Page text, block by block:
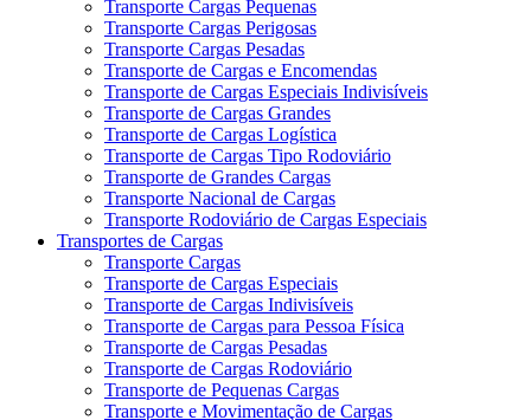
Transporte Cargas Pequenas
Transporte Cargas Perigosas
Transporte Cargas Pesadas
Transporte de Cargas e Encomendas
Transporte de Cargas Especiais Indivisíveis
Transporte de Cargas Grandes
Transporte de Cargas Logística
Transporte de Cargas Tipo Rodoviário
Transporte de Grandes Cargas
Transporte Nacional de Cargas
Transporte Rodoviário de Cargas Especiais
Transportes de Cargas
Transporte Cargas
Transporte de Cargas Especiais
Transporte de Cargas Indivisíveis
Transporte de Cargas para Pessoa Física
Transporte de Cargas Pesadas
Transporte de Cargas Rodoviário
Transporte de Pequenas Cargas
Transporte e Movimentação de Cargas